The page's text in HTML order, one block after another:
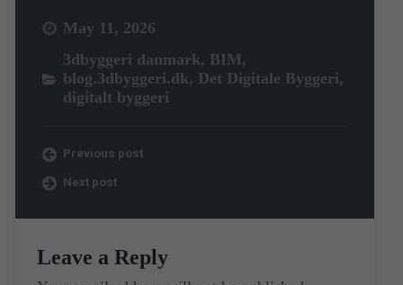
May 11, 2026
3dbyggeri danmark, BIM,
blog.3dbyggeri.dk, Det Digitale Byggeri,
digitalt byggeri
Previous post
Next post
Leave a Reply